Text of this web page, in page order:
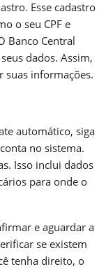
Esse cadastro
o seu CPF e
Banco Central
dados. Assim,
informações.
automático, siga
no sistema.
Isso inclui dados
para onde o
e aguardar a
se existem
tenha direito, o